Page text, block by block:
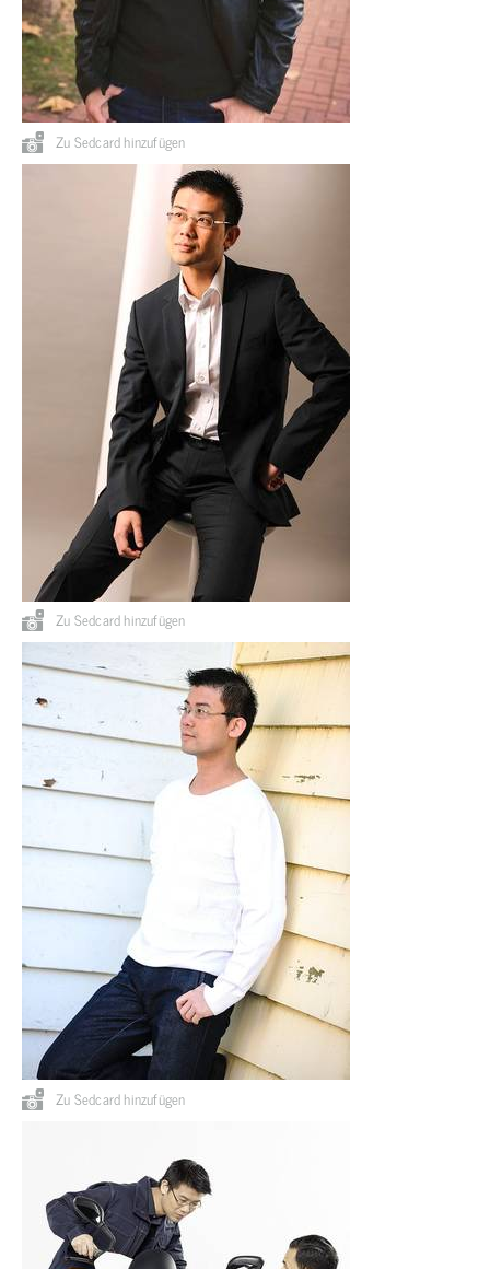
Zu Sedcard hinzufügen
Zu Sedcard hinzufügen
Zu Sedcard hinzufügen